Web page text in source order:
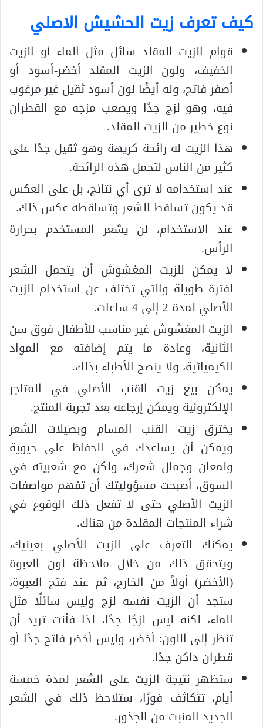
كيف تعرف زيت الحشيش الاصلي
قوام الزيت المقلد سائل مثل الماء أو الزيت
الخفيف، ولون الزيت المقلد أخضر-أسود أو
أصفر فاتح، وله أيضًا لون أسود ثقيل غير مرغوب
فيه، وهو لزج جدًا ويصعب مزجه مع القطران
نوع خطير من الزيت المقلد.
هذا الزيت له رائحة كريهة وهو ثقيل جدًا على
كثير من الناس لتحمل هذه الرائحة.
عند استخدامه لا ترى أي نتائج، بل على العكس
قد يكون تساقط الشعر وتساقطه عكس ذلك.
عند الاستخدام، لن يشعر المستخدم بحرارة
الرأس.
لا يمكن للزيت المغشوش أن يتحمل الشعر
لفترة طويلة والتي تختلف عن استخدام الزيت
الأصلي لمدة 2 إلى 4 ساعات.
الزيت المغشوش غير مناسب للأطفال فوق سن
الثانية، وعادة ما يتم إضافته مع المواد
الكيميائية، ولا ينصح الأطباء بذلك.
يمكن بيع زيت القنب الأصلي في المتاجر
الإلكترونية ويمكن إرجاعه بعد تجربة المنتج.
يخترق زيت القنب المسام وبصيلات الشعر
ويمكن أن يساعدك في الحفاظ على حيوية
ولمعان وجمال شعرك، ولكن مع شعبيته في
السوق، أصبحت مسؤوليتك أن تفهم مواصفات
الزيت الأصلي حتى لا تفعل ذلك الوقوع في
شراء المنتجات المقلدة من هناك.
يمكنك التعرف على الزيت الأصلي بعينيك،
ويتحقق ذلك من خلال ملاحظة لون العبوة
(الأخضر) أولاً من الخارج، ثم عند فتح العبوة،
ستجد أن الزيت نفسه لزج وليس سائلًا مثل
الماء، لكنه ليس لزجًا جدًا، لذا فأنت تريد أن
تنظر إلى اللون: أخضر، وليس أخضر فاتح جدًا أو
قطران داكن جدًا.
ستظهر نتيجة الزيت على الشعر لمدة خمسة
أيام، تتكاثف فورًا، ستلاحظ ذلك في الشعر
الجديد المنبت من الجذور.